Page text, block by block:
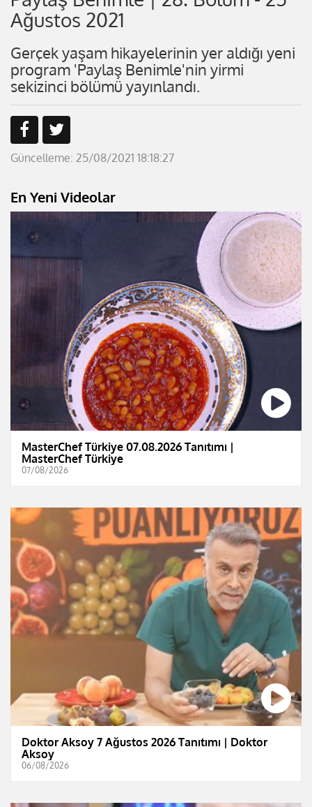
Ağustos 2021
Gerçek yaşam hikayelerinin yer aldığı yeni
program 'Paylaş Benimle'nin yirmi
sekizinci bölümü yayınlandı.
Güncelleme: 25/08/2021 18:18:27
En Yeni Videolar
MasterChef Türkiye 07.08.2026 Tanıtımı |
MasterChef Türkiye
07/08/2026
Doktor Aksoy 7 Ağustos 2026 Tanıtımı | Doktor
Aksoy
06/08/2026